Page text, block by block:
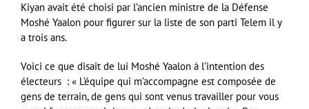
Kiyan avait été choisi par l’ancien ministre de la Défense
Moshé Yaalon pour figurer sur la liste de son parti Telem il y
a trois ans.
Voici ce que disait de lui Moshé Yaalon à l’intention des
électeurs : « L’équipe qui m’accompagne est composée de
gens de terrain, de gens qui sont venus travailler pour vous